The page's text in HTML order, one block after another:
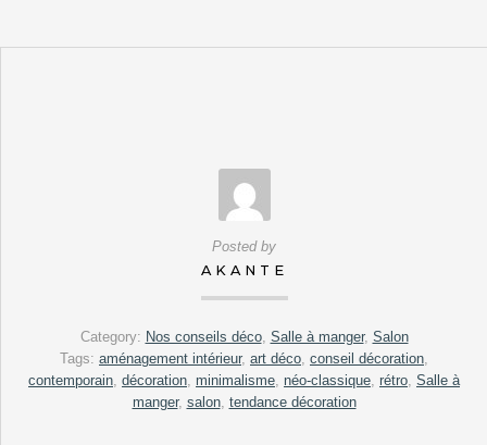
Posted by
AKANTE
Category: Nos conseils déco, Salle à manger, Salon
Tags: aménagement intérieur, art déco, conseil décoration,
contemporain, décoration, minimalisme, néo-classique, rétro, Salle à
manger, salon, tendance décoration